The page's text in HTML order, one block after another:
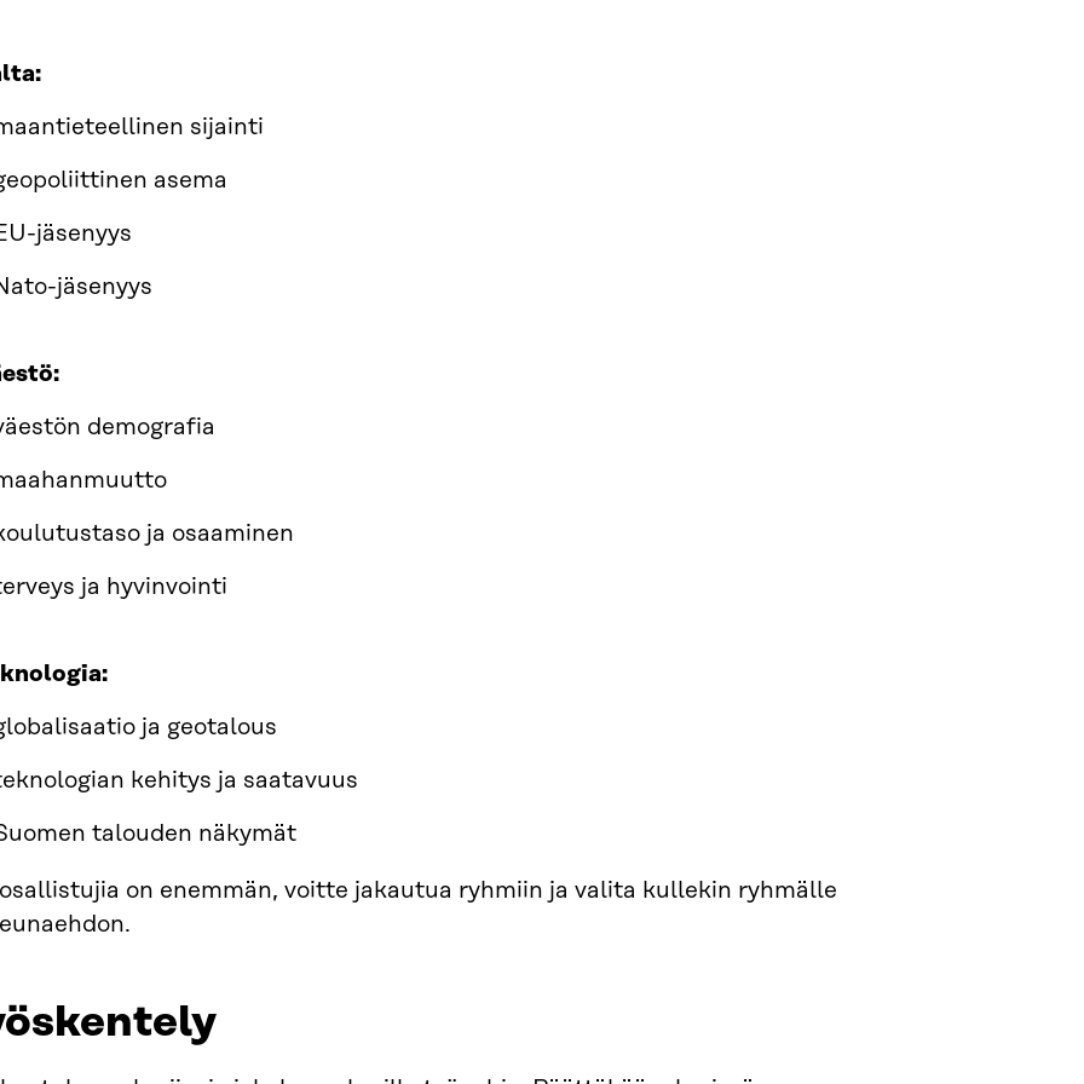
sijainti
asema
jäsenyys
jäsenyys
demografia
ja osaaminen
ja hyvinvointi
ja geotalous
kehitys ja saatavuus
talouden näkymät
on enemmän, voitte jakautua ryhmiin ja valita kullekin ryhmälle